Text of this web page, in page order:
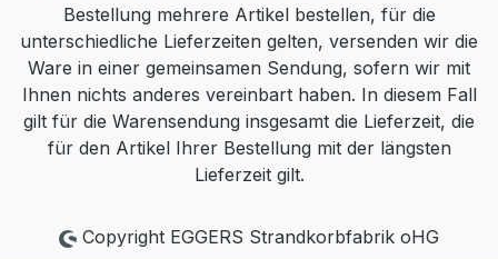
Bestellung mehrere Artikel bestellen, für die
unterschiedliche Lieferzeiten gelten, versenden wir die
Ware in einer gemeinsamen Sendung, sofern wir mit
Ihnen nichts anderes vereinbart haben. In diesem Fall
gilt für die Warensendung insgesamt die Lieferzeit, die
für den Artikel Ihrer Bestellung mit der längsten
Lieferzeit gilt.
Copyright EGGERS Strandkorbfabrik oHG